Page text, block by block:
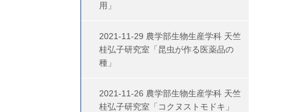
用」
2021-11-29 農学部生物生産学科 天竺
桂弘子研究室「昆虫が作る医薬品の
種」
2021-11-26 農学部生物生産学科 天竺
桂弘子研究室「コクヌストモドキ」